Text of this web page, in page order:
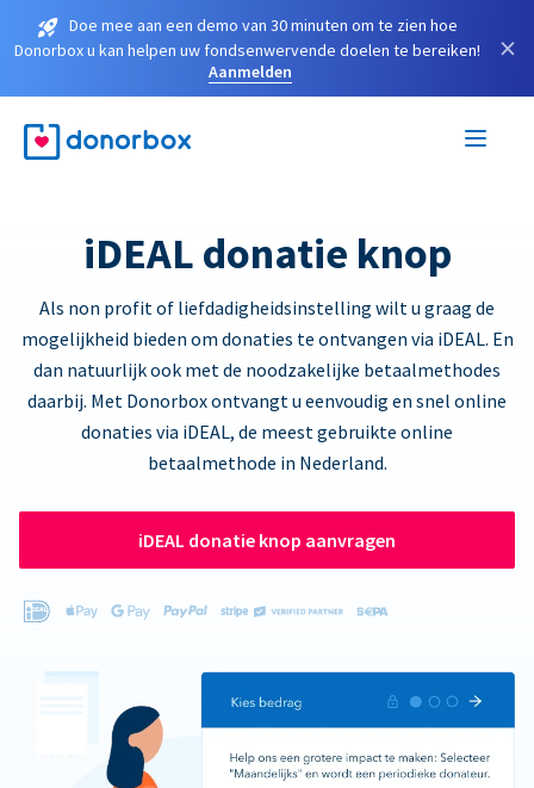
Doe mee aan een demo van 30 minuten om te zien hoe
Donorbox u kan helpen uw fondsenwervende doelen te bereiken!
Aanmelden
×
iDEAL donatie knop
Als non profit of liefdadigheidsinstelling wilt u graag de
mogelijkheid bieden om donaties te ontvangen via iDEAL. En
dan natuurlijk ook met de noodzakelijke betaalmethodes
daarbij. Met Donorbox ontvangt u eenvoudig en snel online
donaties via iDEAL, de meest gebruikte online
betaalmethode in Nederland.
iDEAL donatie knop aanvragen